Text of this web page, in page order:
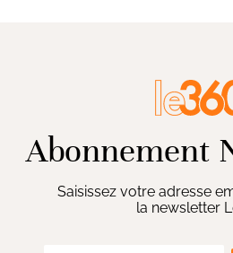
Abonnement
Saisissez votre adresse
la newsletter